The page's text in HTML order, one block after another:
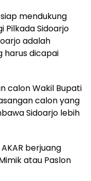
mendukung
Pilkada Sidoarjo
adalah
harus dicapai
calon Wakil Bupati
calon yang
Sidoarjo lebih
berjuang
atau Paslon